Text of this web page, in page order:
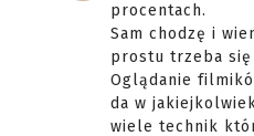
procentach.
Sam chodzę i
prostu trzeba się
Oglądanie
da w
wiele technik